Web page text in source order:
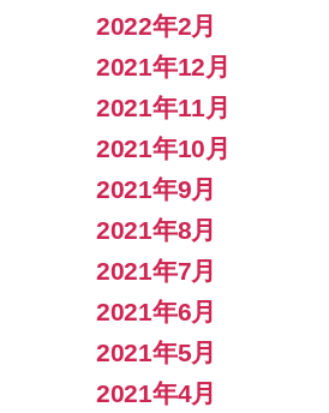
2022年2月
2021年12月
2021年11月
2021年10月
2021年9月
2021年8月
2021年7月
2021年6月
2021年5月
2021年4月